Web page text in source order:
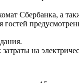
Сбербанка, а
на